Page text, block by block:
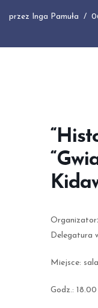
przez Inga Pamuła
Delegatura
Miejsce:
Godz.: 18.00